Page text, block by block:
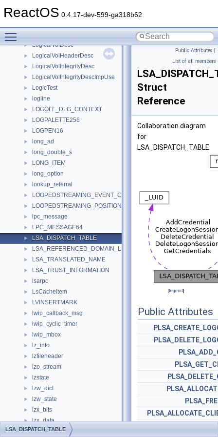
ReactOS 0.4.17-dev-599-ga318b62
► logical_or
► LogicalVolDesc
► LogicalVolHeaderDesc
► LogicalVolIntegrityDesc
► LogicalVolIntegrityDescImpUse
► LogicTest
► logline
► LOGOFF_DLG_CONTEXT
► LOGPALETTE256
► LOGPEN16
► long_ad
► long_double_s
► LONG_ITEM
► long_option
► lookup_referral
► LOOPEDSTREAMING_EVENT_CONTEXT
► LOOPEDSTREAMING_POSITION_EVENT_DATA
► lpc_message
► LPC_MESSAGE64
► LSA_DISPATCH_TABLE
► LSA_REFERENCED_DOMAIN_LIST
► LSA_TRANSLATED_NAME
► LSA_TRUST_INFORMATION
► lsarpc
► LsCacheItem
► LVINSERTMARK
► lwip_callback_msg
► lwip_cyclic_timer
► lwip_mbox
► lz_info
► lzfileheader
► lzo_stream
► lzstate
► lzw_dict
► lzw_state
► lzx_bits
► lzx_data
► lzx_results
Public Attributes |
List of all members
Struct
Reference
Collaboration diagram
for
LSA_DISPATCH_TABLE:
[legend]
Public Attributes
LSA_DISPATCH_TABLE